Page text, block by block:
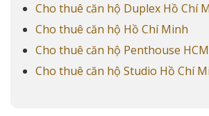
Cho thuê căn hộ Duplex Hồ Chí
Cho thuê căn hộ Hồ Chí Minh
Cho thuê căn hộ Penthouse HCM
Cho thuê căn hộ Studio Hồ Chí